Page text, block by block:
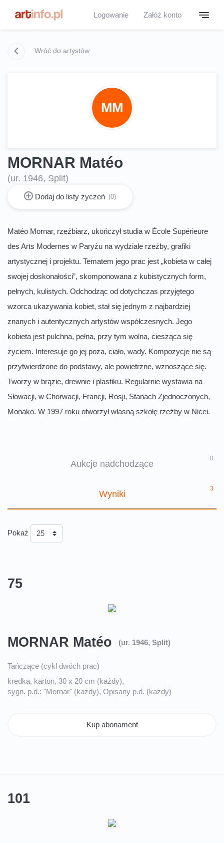
Logowanie Załóż konto
Wróć do artystów
MM
MORNAR Matéo
(ur. 1946, Split)
Dodaj do listy życzeń (0)
Matéo Mornar, rzeźbiarz, ukończył studia w École Supérieure
des Arts Modernes w Paryżu na wydziale rzeźby, grafiki
artystycznej i projektu. Tematem jego prac jest „kobieta w całej
swojej doskonałości”, skomponowana z kubistycznych form,
pełnych, kulistych. Odchodząc od dotychczas przyjętego
wzorca ukazywania kobiet, stał się jednym z najbardziej
znanych i autentycznych artystów współczesnych. Jego
kobieta jest pulchna, pełna, przy tym wolna, ciesząca się
życiem. Interesuje go jej poza, ciało, wady. Kompozycje nie są
przytwierdzone do podstawy, ale powietrzne, wznoszące się.
Tworzy w brązie, drewnie i plastiku. Regularnie wystawia na
Słowacji, w Chorwacji, Francji, Rosji, Stanach Zjednoczonych,
Monako. W 1997 roku otworzył własną szkołę rzeźby w Nicei.
Aukcje nadchodzące
0
Wyniki
3
Pokaż
75
MORNAR Matéo (ur. 1946, Split)
Tańczące (cykl dwóch prac)
kredka, karton, 30 x 20 cm (każdy),
sygn. p.d.: "Mornar" (każdy), Opisany p.d. (każdy)
Kup abonament
101